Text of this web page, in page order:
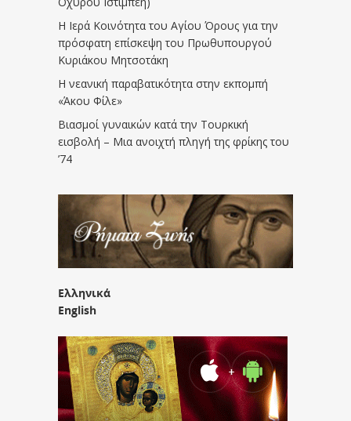
Η Ιερά Κοινότητα του Αγίου Όρους για την
πρόσφατη επίσκεψη του Πρωθυπουργού
Κυριάκου Μητσοτάκη
Η νεανική παραβατικότητα στην εκπομπή
«Άκου Φίλε»
Βιασμοί γυναικών κατά την Τουρκική
εισβολή – Μια ανοιχτή πληγή της φρίκης του
’74
Ελληνικά
English